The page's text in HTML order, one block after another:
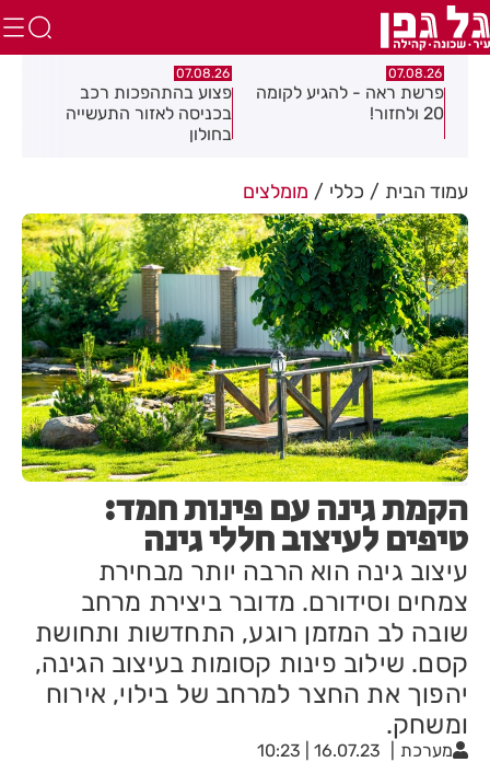
ראה - להגיע לקומה
פצוע בהתהפכות רכב
בכניסה לאזור התעשייה
תיסלם
חולון באוויר
עמוד הבית כללי מומלצים
הקמת גינה עם פינות חמד:
טיפים לעיצוב חללי גינה
עיצוב גינה הוא הרבה יותר מבחירת
צמחים וסידורם. מדובר ביצירת מרחב
שובה לב המזמן רוגע, התחדשות ותחושת
קסם. שילוב פינות קסומות בעיצוב הגינה,
יהפוך את החצר למרחב של בילוי, אירוח
ומשחק.
מערכת 16.07.23 | 10:23